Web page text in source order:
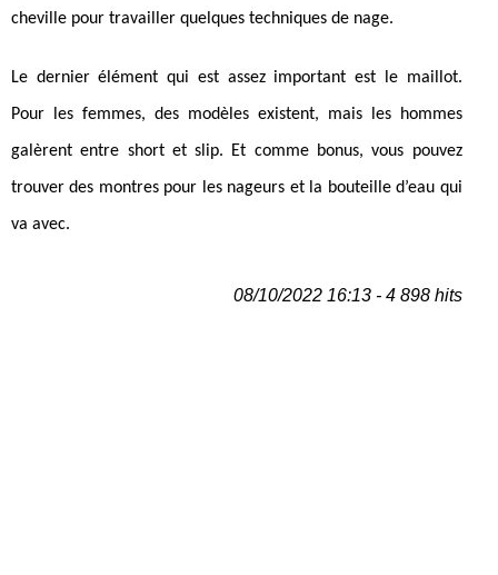
cheville pour travailler quelques techniques de nage.
Le dernier élément qui est assez important est le maillot.
Pour les femmes, des modèles existent, mais les hommes
galèrent entre short et slip. Et comme bonus, vous pouvez
trouver des montres pour les nageurs et la bouteille d’eau qui
va avec.
08/10/2022 16:13 - 4 898 hits